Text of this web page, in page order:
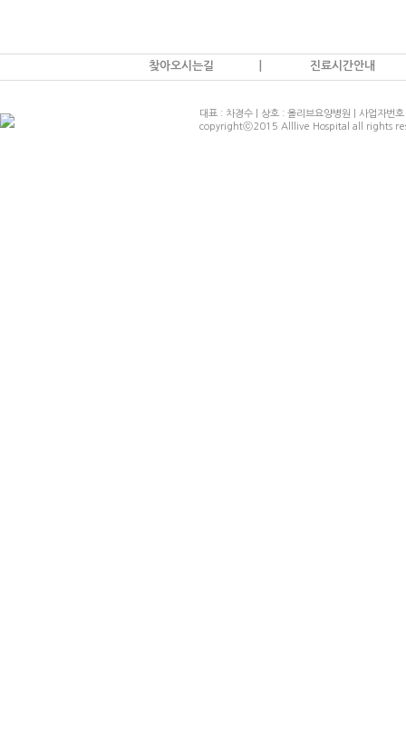
찾아오시는길 진료시간안내
대표 : 차경수 | 상호 : 올리브요양병원 | 사업자
copyrightⓒ2015 Alllive Hospital all rights